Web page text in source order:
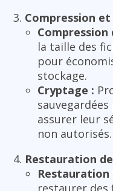
Compression
Compression
la taille des
pour
stockage.
Cryptage :
assurer leur
non autorisés.
Restauration
Restauration
restaurer des